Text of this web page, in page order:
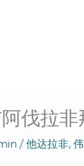
伐拉非
/他达拉非,